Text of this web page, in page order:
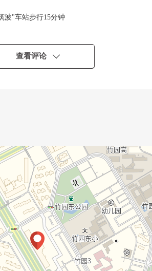
波"车站步行15分钟
围以内有2个地方超市，生活便利性高
规模的Mansion
李的领取的智能快递柜有
平米(约30.6坪)，4LDK+2WIC
起来的开放式柜台厨房
天的家务
理的垃圾处理
是雨天，但是轻松洗衣
公园步行3分钟(220m)
查看评论